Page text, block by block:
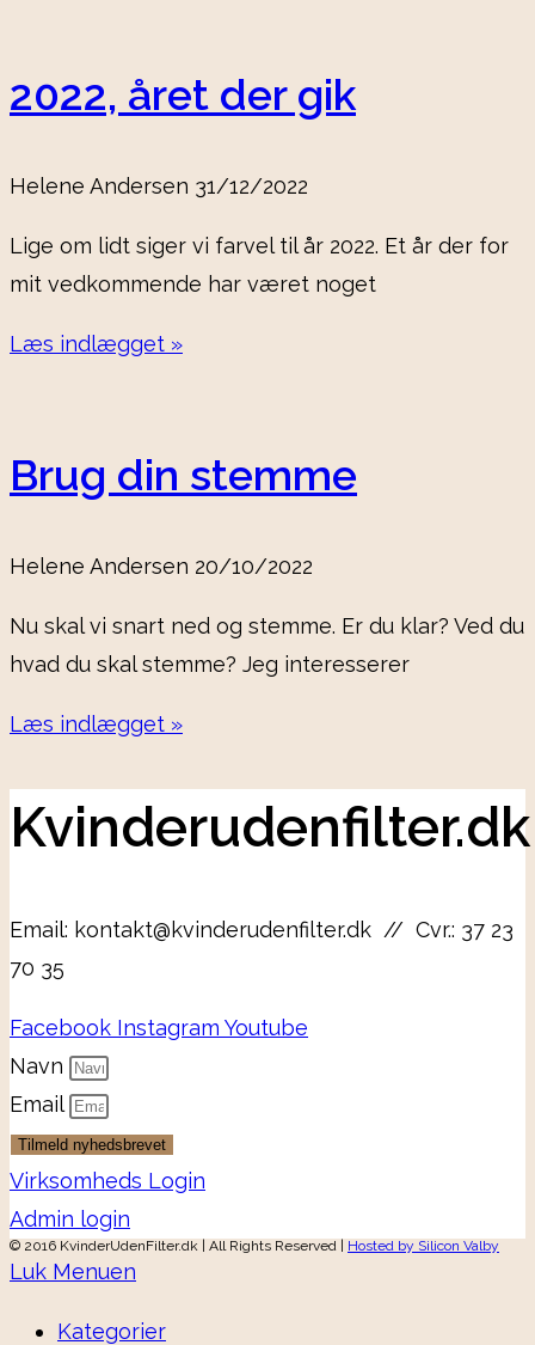
2022, året der gik
Helene Andersen 31/12/2022
Lige om lidt siger vi farvel til år 2022. Et år der for
mit vedkommende har været noget
Læs indlægget »
Brug din stemme
Helene Andersen 20/10/2022
Nu skal vi snart ned og stemme. Er du klar? Ved du
hvad du skal stemme? Jeg interesserer
Læs indlægget »
Kvinderudenfilter.dk
Email: kontakt@kvinderudenfilter.dk // Cvr.: 37 23
70 35
Facebook Instagram Youtube
Navn
Email
Tilmeld nyhedsbrevet
Virksomheds Login
Admin login
© 2016 KvinderUdenFilter.dk | All Rights Reserved | Hosted by Silicon Valby
Luk Menuen
Kategorier